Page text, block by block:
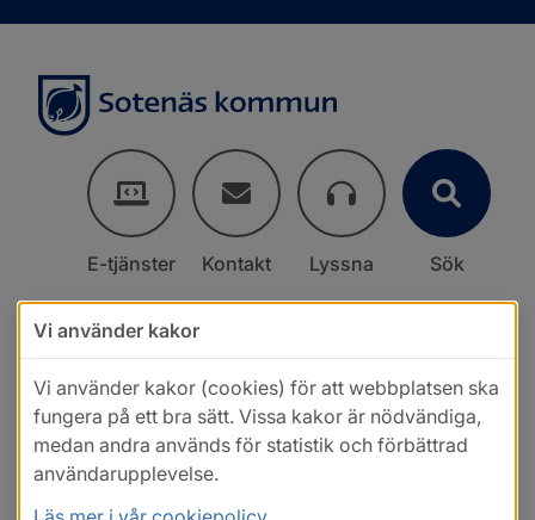
E-tjänster Kontakt Lyssna Sök
Vi använder kakor
Vi använder kakor (cookies) för att webbplatsen ska
fungera på ett bra sätt. Vissa kakor är nödvändiga,
medan andra används för statistik och förbättrad
användarupplevelse.